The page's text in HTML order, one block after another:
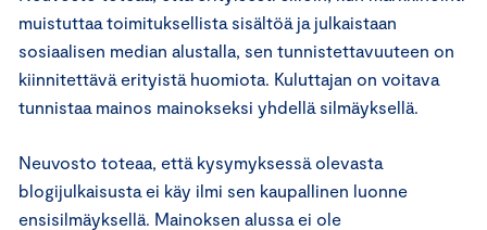
muistuttaa toimituksellista sisältöä ja julkaistaan
sosiaalisen median alustalla, sen tunnistettavuuteen on
kiinnitettävä erityistä huomiota. Kuluttajan on voitava
tunnistaa mainos mainokseksi yhdellä silmäyksellä.
Neuvosto toteaa, että kysymyksessä olevasta
blogijulkaisusta ei käy ilmi sen kaupallinen luonne
ensisilmäyksellä. Mainoksen alussa ei ole